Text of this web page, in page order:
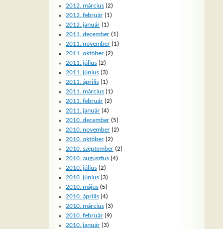
2012. március(2)
2012. február(1)
2012. január(1)
2011. december(1)
2011. november(1)
2011. október(2)
2011. július(2)
2011. június(3)
2011. április(1)
2011. március(1)
2011. február(2)
2011. január(4)
2010. december(5)
2010. november(2)
2010. október(2)
2010. szeptember(2)
2010. augusztus(4)
2010. július(2)
2010. június(3)
2010. május(5)
2010. április(4)
2010. március(3)
2010. február(9)
2010. január(3)